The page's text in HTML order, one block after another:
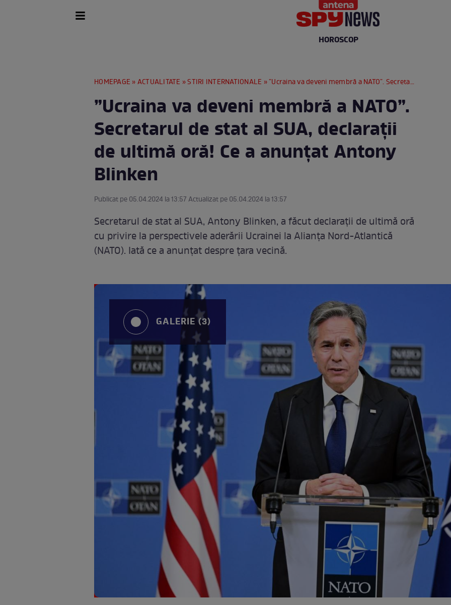
HOROSCOP
HOMEPAGE »ACTUALITATE »STIRI INTERNATIONALE » ”Ucraina va deveni membră a NATO”. Secretarul de stat al SUA, declarații de ultimă oră! Ce a anunțat Antony Blinken
”Ucraina va deveni membră a NATO”.
Secretarul de stat al SUA, declarații
de ultimă oră! Ce a anunțat Antony
Blinken
Publicat pe 05.04.2024 la 13:57 Actualizat pe 05.04.2024 la 13:57
Secretarul de stat al SUA, Antony Blinken, a făcut declarații de ultimă oră
cu privire la perspectivele aderării Ucrainei la Alianța Nord-Atlantică
(NATO). Iată ce a anunțat despre țara vecină.
GALERIE (3)